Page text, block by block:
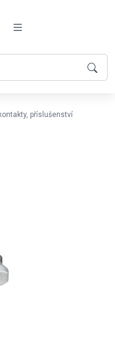
příslušenství